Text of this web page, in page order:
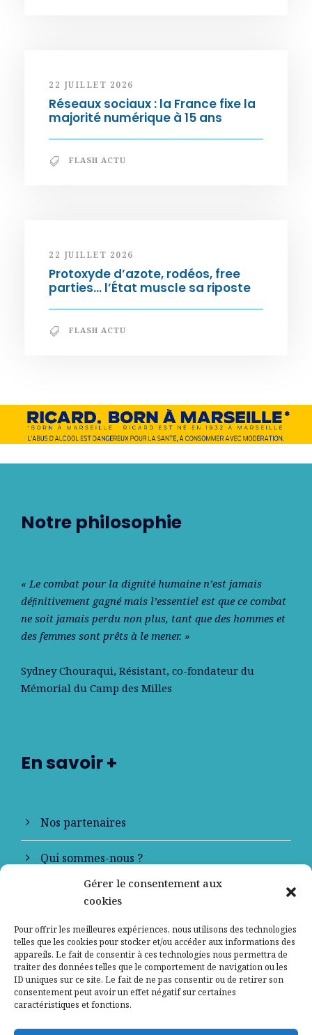
Gérer le consentement aux
cookies
Pour offrir les meilleures expériences, nous utilisons des technologies
telles que les cookies pour stocker et/ou accéder aux informations des
appareils. Le fait de consentir à ces technologies nous permettra de
traiter des données telles que le comportement de navigation ou les
ID uniques sur ce site. Le fait de ne pas consentir ou de retirer son
consentement peut avoir un effet négatif sur certaines
caractéristiques et fonctions.
22 JUILLET 2026
Réseaux sociaux : la France fixe la
majorité numérique à 15 ans
FLASH ACTU
22 JUILLET 2026
Protoxyde d’azote, rodéos, free
parties… l’État muscle sa riposte
FLASH ACTU
Notre philosophie
« Le combat pour la dignité humaine n’est jamais
déﬁnitivement gagné mais l’essentiel est que ce combat
ne soit jamais perdu non plus, tant que des hommes et
des femmes sont prêts à le mener. »
Sydney Chouraqui, Résistant, co-fondateur du
Mémorial du Camp des Milles
En savoir +
Nos partenaires
Qui sommes-nous ?
Contactez-nous
Mentions légales
Politique de confidentialité